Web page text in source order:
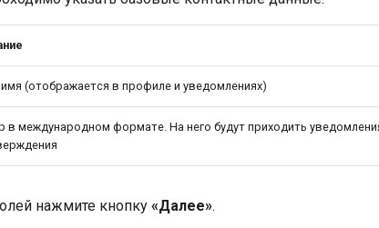
(отображается в профиле и уведомлениях)
в международном формате. На него будут приходить
нажмите кнопку «Далее».